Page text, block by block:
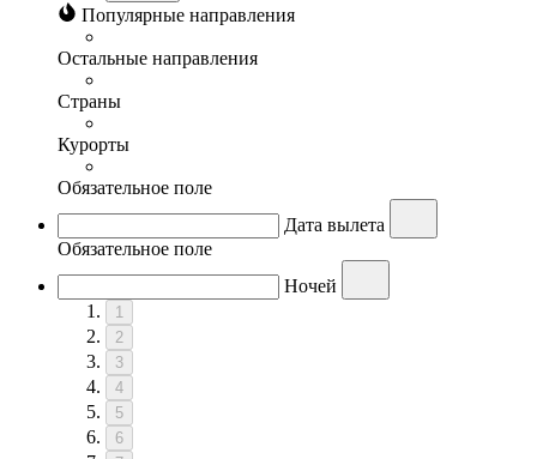
Популярные направления
Остальные направления
Страны
Курорты
Обязательное поле
Дата вылета
Обязательное поле
Ночей
1
2
3
4
5
6